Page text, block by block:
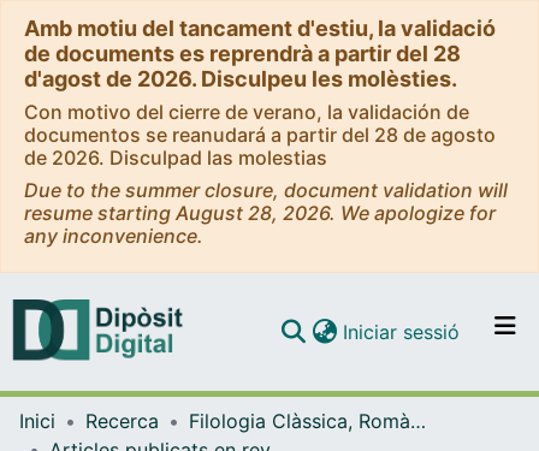
Amb motiu del tancament d'estiu, la validació
de documents es reprendrà a partir del 28
d'agost de 2026. Disculpeu les molèsties.
Con motivo del cierre de verano, la validación de
documentos se reanudará a partir del 28 de agosto
de 2026. Disculpad las molestias
Due to the summer closure, document validation will
resume starting August 28, 2026. We apologize for
any inconvenience.
Navega per tot el DD
Iniciar sessió (current)
Inici Recerca
Filologia Clàssica, Romànica i Semítica